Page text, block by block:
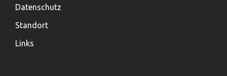
Datenschutz
Standort
Links